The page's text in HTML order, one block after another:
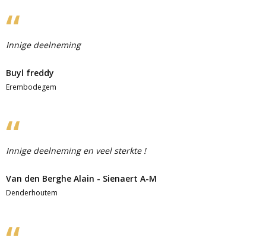
Innige deelneming
Buyl freddy
Erembodegem
Innige deelneming en veel sterkte !
Van den Berghe Alain - Sienaert A-M
Denderhoutem